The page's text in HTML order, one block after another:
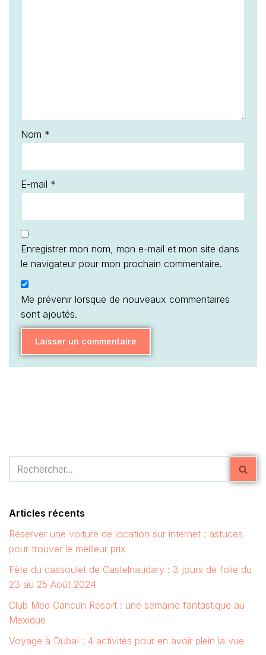
Nom *
E-mail *
Enregistrer mon nom, mon e-mail et mon site dans
le navigateur pour mon prochain commentaire.
Me prévenir lorsque de nouveaux commentaires
sont ajoutés.
Articles récents
Réserver une voiture de location sur internet : astuces
pour trouver le meilleur prix
Fête du cassoulet de Castelnaudary : 3 jours de folie du
23 au 25 Août 2024
Club Med Cancun Resort : une semaine fantastique au
Mexique
Voyage à Dubaï : 4 activités pour en avoir plein la vue